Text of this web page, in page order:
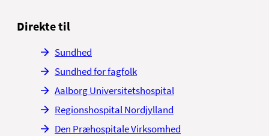
Direkte til
Sundhed
Sundhed for fagfolk
Aalborg Universitetshospital
Regionshospital Nordjylland
Den Præhospitale Virksomhed